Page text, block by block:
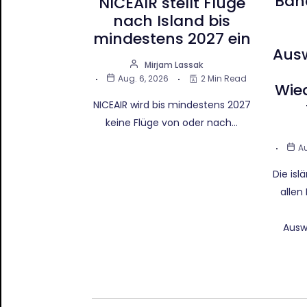
nach Island bis
mindestens 2027 ein
Mirjam Lassak
Aug. 6, 2026
2 Min Read
NICEAIR wird bis mindestens 2027
keine Flüge von oder nach…
Die
allen